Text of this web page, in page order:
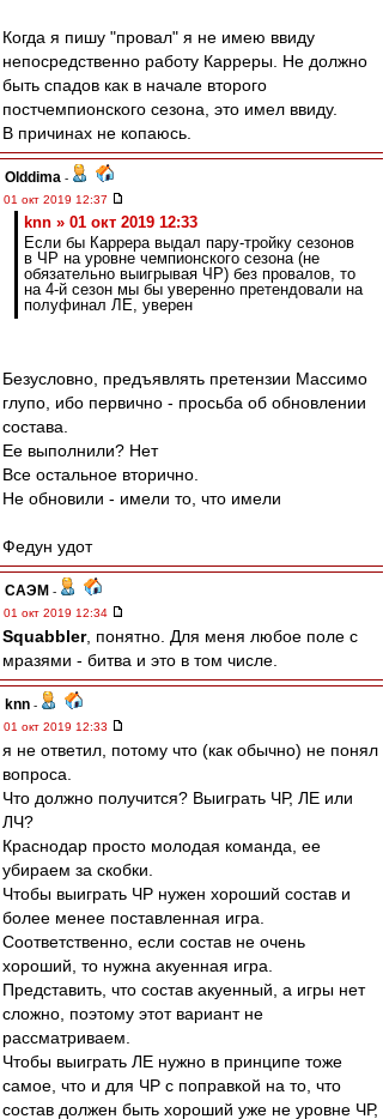
Когда я пишу "провал" я не имею ввиду
непосредственно работу Карреры. Не должно
быть спадов как в начале второго
постчемпионского сезона, это имел ввиду.
В причинах не копаюсь.
Olddima -
01 окт 2019 12:37
knn » 01 окт 2019 12:33
Если бы Каррера выдал пару-тройку сезонов
в ЧР на уровне чемпионского сезона (не
обязательно выигрывая ЧР) без провалов, то
на 4-й сезон мы бы уверенно претендовали на
полуфинал ЛЕ, уверен
Безусловно, предъявлять претензии Массимо
глупо, ибо первично - просьба об обновлении
состава.
Ее выполнили? Нет
Все остальное вторично.
Не обновили - имели то, что имели
Федун удот
САЭМ -
01 окт 2019 12:34
Squabbler, понятно. Для меня любое поле с
мразями - битва и это в том числе.
knn -
01 окт 2019 12:33
я не ответил, потому что (как обычно) не понял
вопроса.
Что должно получится? Выиграть ЧР, ЛЕ или
ЛЧ?
Краснодар просто молодая команда, ее
убираем за скобки.
Чтобы выиграть ЧР нужен хороший состав и
более менее поставленная игра.
Соответственно, если состав не очень
хороший, то нужна акуенная игра.
Представить, что состав акуенный, а игры нет
сложно, поэтому этот вариант не
рассматриваем.
Чтобы выиграть ЛЕ нужно в принципе тоже
самое, что и для ЧР с поправкой на то, что
состав должен быть хороший уже не уровне ЧР,